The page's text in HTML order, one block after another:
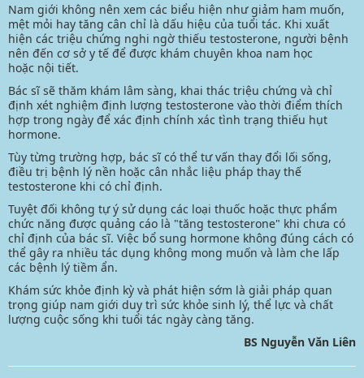
Nam giới không nên xem các biểu hiện như giảm ham muốn,
mệt mỏi hay tăng cân chỉ là dấu hiệu của tuổi tác. Khi xuất
hiện các triệu chứng nghi ngờ thiếu testosterone, người bệnh
nên đến cơ sở y tế để được khám chuyên khoa nam học
hoặc nội tiết.
Bác sĩ sẽ thăm khám lâm sàng, khai thác triệu chứng và chỉ
định xét nghiệm định lượng testosterone vào thời điểm thích
hợp trong ngày để xác định chính xác tình trạng thiếu hụt
hormone.
Tùy từng trường hợp, bác sĩ có thể tư vấn thay đổi lối sống,
điều trị bệnh lý nền hoặc cân nhắc liệu pháp thay thế
testosterone khi có chỉ định.
Tuyệt đối không tự ý sử dụng các loại thuốc hoặc thực phẩm
chức năng được quảng cáo là "tăng testosterone" khi chưa có
chỉ định của bác sĩ. Việc bổ sung hormone không đúng cách có
thể gây ra nhiều tác dụng không mong muốn và làm che lấp
các bệnh lý tiềm ẩn.
Khám sức khỏe định kỳ và phát hiện sớm là giải pháp quan
trọng giúp nam giới duy trì sức khỏe sinh lý, thể lực và chất
lượng cuộc sống khi tuổi tác ngày càng tăng.
BS Nguyễn Văn Liên